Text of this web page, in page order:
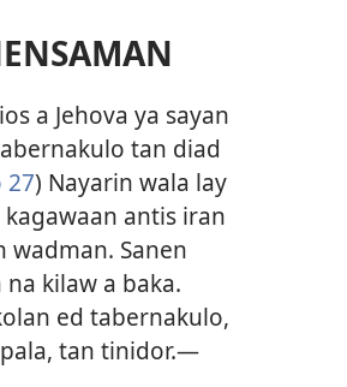
a Jehova ya sayan
tan diad
27) Nayarin wala lay
antis iran
Sanen
kilaw a baka.
ed tabernakulo,
tan tinidor.—